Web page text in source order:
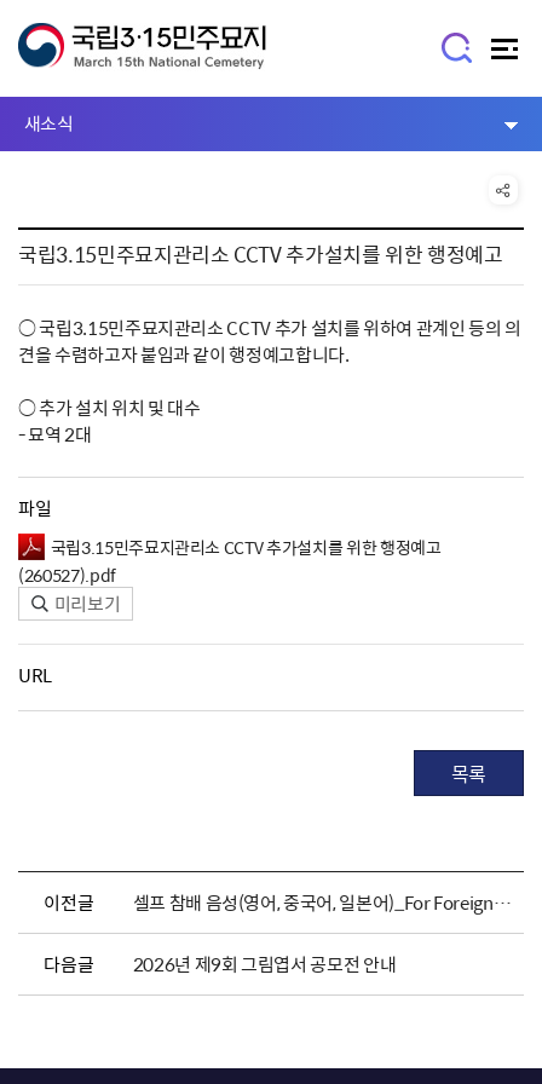
새소식
국립3.15민주묘지관리소 CCTV 추가설치를 위한 행정예고
○ 국립3.15민주묘지관리소 CCTV 추가 설치를 위하여 관계인 등의 의
견을 수렴하고자 붙임과 같이 행정예고합니다.
○ 추가 설치 위치 및 대수
- 묘역 2대
파일
국립3.15민주묘지관리소 CCTV 추가설치를 위한 행정예고
(260527).pdf
미리보기
URL
목록
이전글 셀프 참배 음성(영어, 중국어, 일본어)_For Foreigners
다음글 2026년 제9회 그림엽서 공모전 안내